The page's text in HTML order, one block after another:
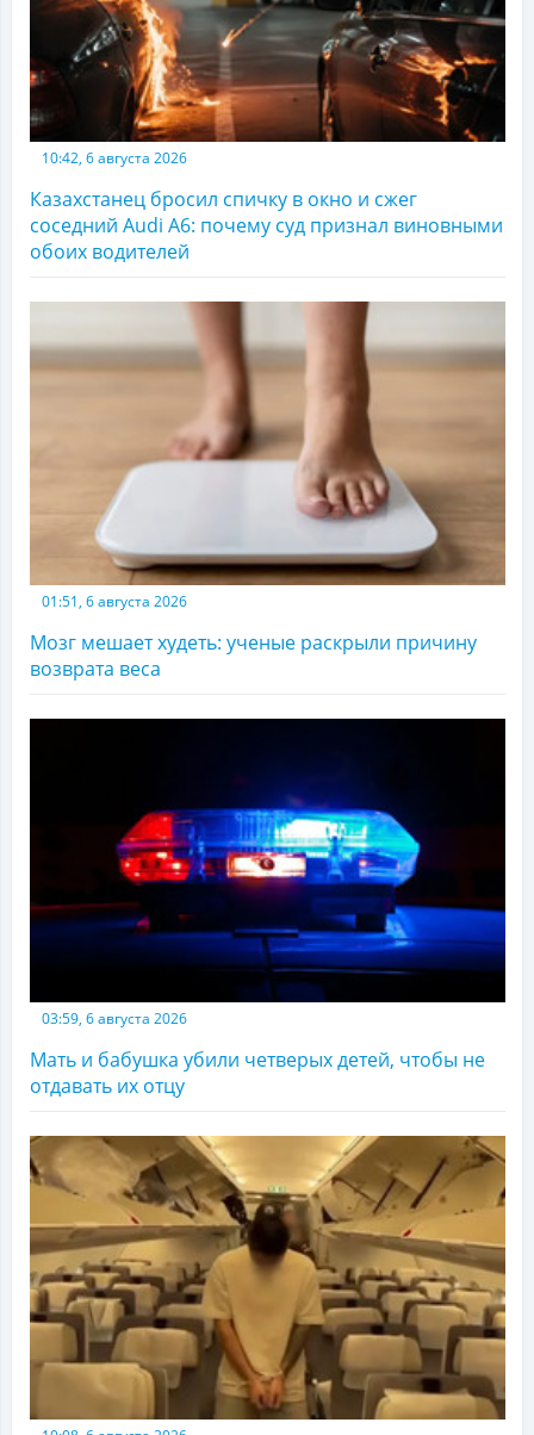
10:42, 6 августа 2026
Казахстанец бросил спичку в окно и сжег
соседний Audi A6: почему суд признал виновными
обоих водителей
01:51, 6 августа 2026
Мозг мешает худеть: ученые раскрыли причину
возврата веса
03:59, 6 августа 2026
Мать и бабушка убили четверых детей, чтобы не
отдавать их отцу